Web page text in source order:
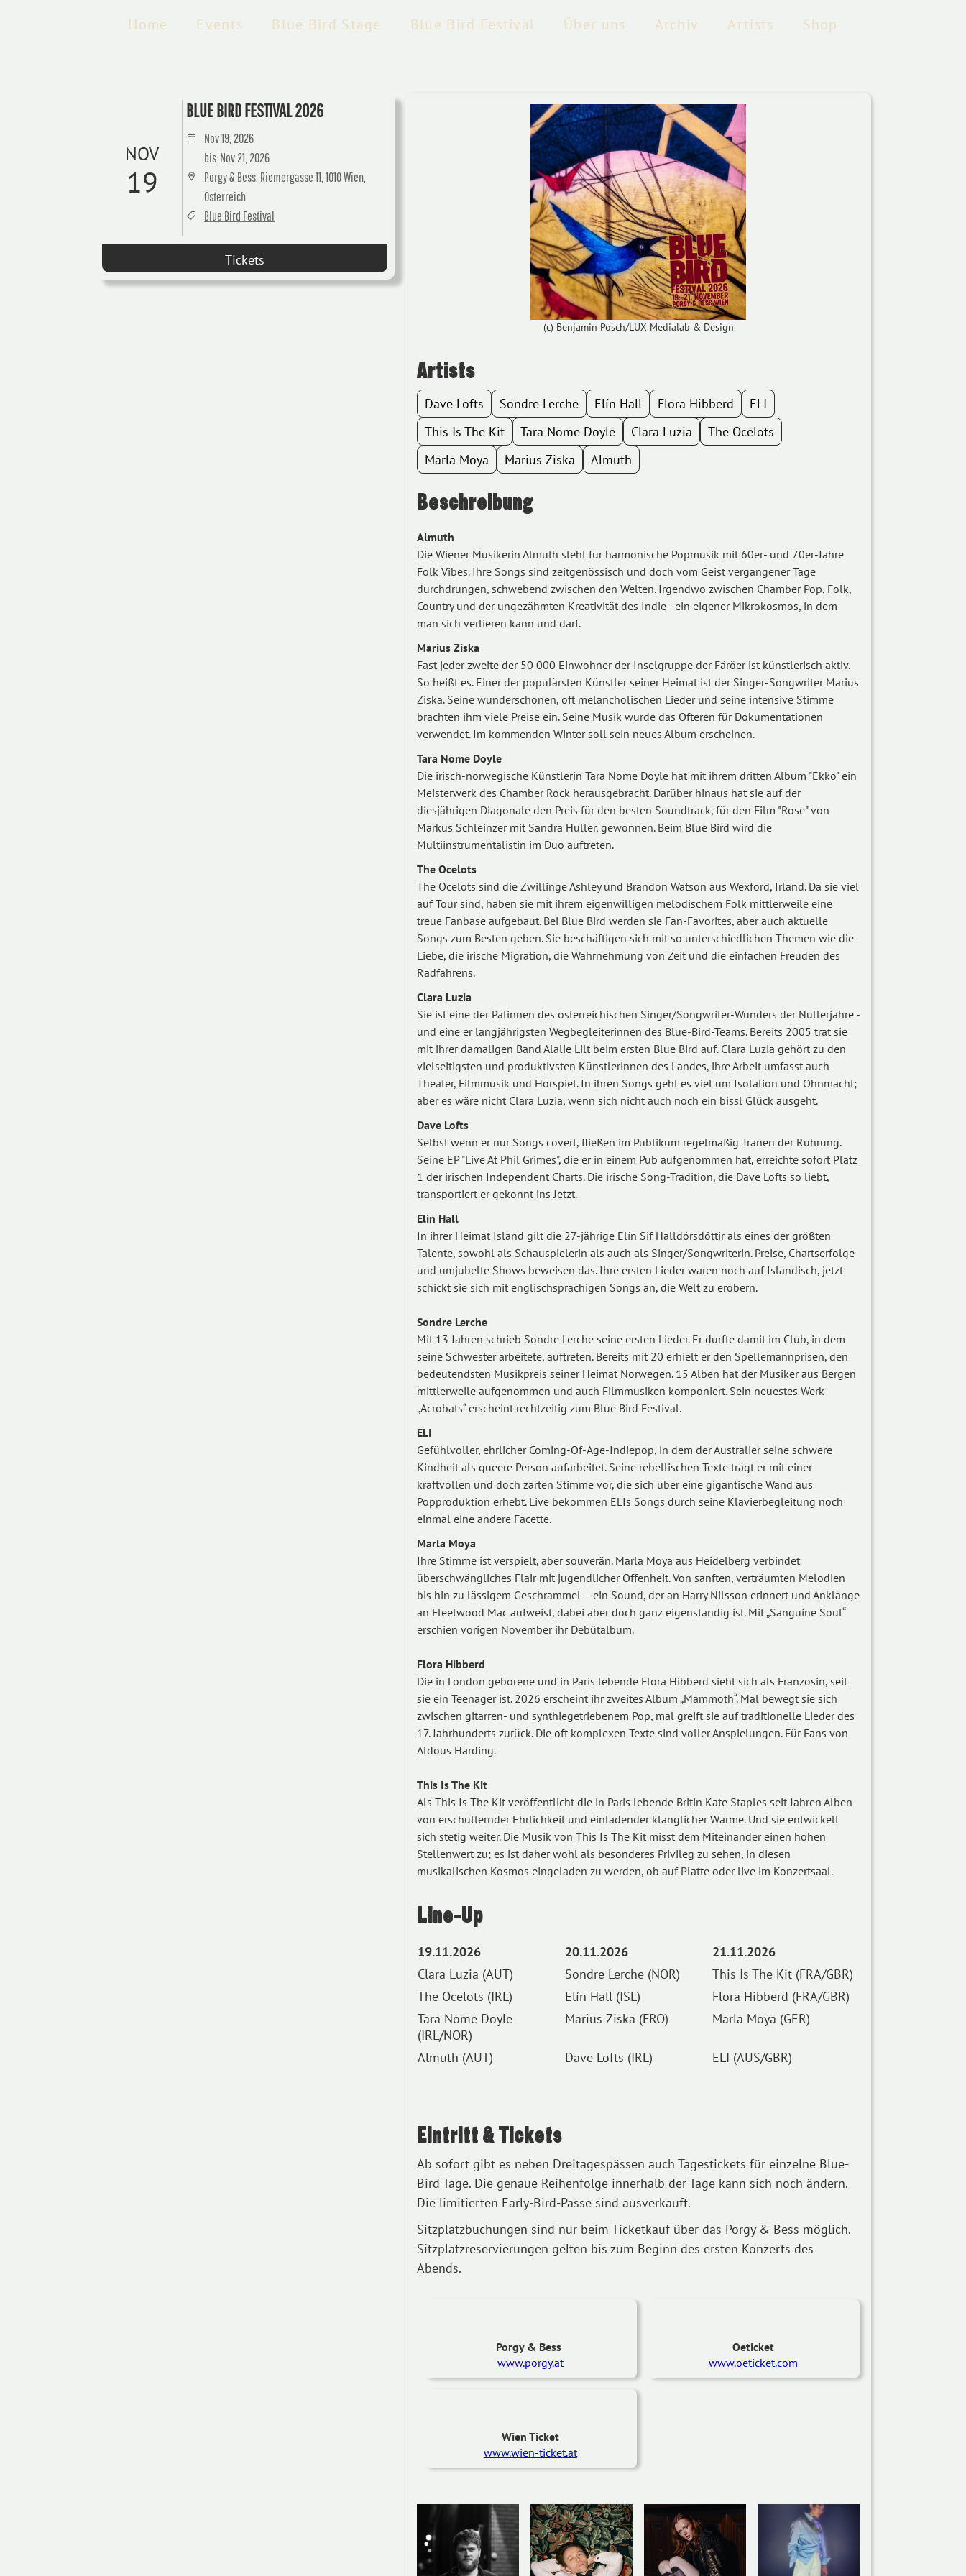
Home Events Blue Bird Stage Blue Bird Festival Über uns Archiv Artists Shop
NOV
19
BLUE BIRD FESTIVAL 2026
Nov 19, 2026
bis Nov 21, 2026
Porgy & Bess, Riemergasse 11, 1010 Wien,
Österreich
Blue Bird Festival
Tickets
(c) Benjamin Posch/LUX Medialab & Design
Artists
Dave Lofts Sondre Lerche Elín Hall Flora Hibberd
ELI
This Is The Kit
Tara Nome Doyle Clara Luzia
The Ocelots
Marla Moya
Marius Ziska Almuth
Beschreibung
Almuth
Die Wiener Musikerin Almuth steht für harmonische Popmusik mit 60er- und 70er-Jahre
Folk Vibes. Ihre Songs sind zeitgenössisch und doch vom Geist vergangener Tage
durchdrungen, schwebend zwischen den Welten. Irgendwo zwischen Chamber Pop, Folk,
Country und der ungezähmten Kreativität des Indie - ein eigener Mikrokosmos, in dem
man sich verlieren kann und darf.
Marius Ziska
Fast jeder zweite der 50 000 Einwohner der Inselgruppe der Färöer ist künstlerisch aktiv.
So heißt es. Einer der populärsten Künstler seiner Heimat ist der Singer-Songwriter Marius
Ziska. Seine wunderschönen, oft melancholischen Lieder und seine intensive Stimme
brachten ihm viele Preise ein. Seine Musik wurde das Öfteren für Dokumentationen
verwendet. Im kommenden Winter soll sein neues Album erscheinen.
Tara Nome Doyle
Die irisch-norwegische Künstlerin Tara Nome Doyle hat mit ihrem dritten Album "Ekko" ein
Meisterwerk des Chamber Rock herausgebracht. Darüber hinaus hat sie auf der
diesjährigen Diagonale den Preis für den besten Soundtrack, für den Film "Rose" von
Markus Schleinzer mit Sandra Hüller, gewonnen. Beim Blue Bird wird die
Multiinstrumentalistin im Duo auftreten.
The Ocelots
The Ocelots sind die Zwillinge Ashley und Brandon Watson aus Wexford, Irland. Da sie viel
auf Tour sind, haben sie mit ihrem eigenwilligen melodischem Folk mittlerweile eine
treue Fanbase aufgebaut. Bei Blue Bird werden sie Fan-Favorites, aber auch aktuelle
Songs zum Besten geben. Sie beschäftigen sich mit so unterschiedlichen Themen wie die
Liebe, die irische Migration, die Wahrnehmung von Zeit und die einfachen Freuden des
Radfahrens.
Clara Luzia
Sie ist eine der Patinnen des österreichischen Singer/Songwriter-Wunders der Nullerjahre -
und eine er langjährigsten Wegbegleiterinnen des Blue-Bird-Teams. Bereits 2005 trat sie
mit ihrer damaligen Band Alalie Lilt beim ersten Blue Bird auf. Clara Luzia gehört zu den
vielseitigsten und produktivsten Künstlerinnen des Landes, ihre Arbeit umfasst auch
Theater, Filmmusik und Hörspiel. In ihren Songs geht es viel um Isolation und Ohnmacht;
aber es wäre nicht Clara Luzia, wenn sich nicht auch noch ein bissl Glück ausgeht.
Dave Lofts
Selbst wenn er nur Songs covert, fließen im Publikum regelmäßig Tränen der Rührung.
Seine EP "Live At Phil Grimes", die er in einem Pub aufgenommen hat, erreichte sofort Platz
1 der irischen Independent Charts. Die irische Song-Tradition, die Dave Lofts so liebt,
transportiert er gekonnt ins Jetzt.
Elín Hall
In ihrer Heimat Island gilt die 27-jährige Elín Sif Hall­dórs­dótt­ir als eines der größten
Talente, sowohl als Schauspielerin als auch als Singer/Songwriterin. Preise, Chartserfolge
und umjubelte Shows beweisen das. Ihre ersten Lieder waren noch auf Isländisch, jetzt
schickt sie sich mit englischsprachigen Songs an, die Welt zu erobern.
Sondre Lerche
Mit 13 Jahren schrieb Sondre Lerche seine ersten Lieder. Er durfte damit im Club, in dem
seine Schwester arbeitete, auftreten. Bereits mit 20 erhielt er den Spellemannprisen, den
bedeutendsten Musikpreis seiner Heimat Norwegen. 15 Alben hat der Musiker aus Bergen
mittlerweile aufgenommen und auch Filmmusiken komponiert. Sein neuestes Werk
„Acrobats“ erscheint rechtzeitig zum Blue Bird Festival.
ELI
Gefühlvoller, ehrlicher Coming-Of-Age-Indiepop, in dem der Australier seine schwere
Kindheit als queere Person aufarbeitet. Seine rebellischen Texte trägt er mit einer
kraftvollen und doch zarten Stimme vor, die sich über eine gigantische Wand aus
Popproduktion erhebt. Live bekommen ELIs Songs durch seine Klavierbegleitung noch
einmal eine andere Facette.
Marla Moya
Ihre Stimme ist verspielt, aber souverän. Marla Moya aus Heidelberg verbindet
überschwängliches Flair mit jugendlicher Offenheit. Von sanften, verträumten Melodien
bis hin zu lässigem Geschrammel – ein Sound, der an Harry Nilsson erinnert und Anklänge
an Fleetwood Mac aufweist, dabei aber doch ganz eigenständig ist. Mit „Sanguine Soul“
erschien vorigen November ihr Debütalbum.
Flora Hibberd
Die in London geborene und in Paris lebende Flora Hibberd sieht sich als Französin, seit
sie ein Teenager ist. 2026 erscheint ihr zweites Album „Mammoth“. Mal bewegt sie sich
zwischen gitarren- und synthiegetriebenem Pop, mal greift sie auf traditionelle Lieder des
17. Jahrhunderts zurück. Die oft komplexen Texte sind voller Anspielungen. Für Fans von
Aldous Harding.
This Is The Kit
Als This Is The Kit veröffentlicht die in Paris lebende Britin Kate Staples seit Jahren Alben
von erschütternder Ehrlichkeit und einladender klanglicher Wärme. Und sie entwickelt
sich stetig weiter. Die Musik von This Is The Kit misst dem Miteinander einen hohen
Stellenwert zu; es ist daher wohl als besonderes Privileg zu sehen, in diesen
musikalischen Kosmos eingeladen zu werden, ob auf Platte oder live im Konzertsaal.
Line-Up
19.11.2026 20.11.2026
21.11.2026
Clara Luzia (AUT)
Sondre Lerche (NOR)
This Is The Kit (FRA/GBR)
The Ocelots (IRL)
Elín Hall (ISL)
Flora Hibberd (FRA/GBR)
Tara Nome Doyle
(IRL/NOR)
Marius Ziska (FRO) Marla Moya (GER)
Almuth (AUT) Dave Lofts (IRL) ELI (AUS/GBR)
Eintritt & Tickets
Ab sofort gibt es neben Dreitagespässen auch Tagestickets für einzelne Blue-
Bird-Tage. Die genaue Reihenfolge innerhalb der Tage kann sich noch ändern.
Die limitierten Early-Bird-Pässe sind ausverkauft.
Sitzplatzbuchungen sind nur beim Ticketkauf über das Porgy & Bess möglich.
Sitzplatzreservierungen gelten bis zum Beginn des ersten Konzerts des
Abends.
Porgy & Bess
www.porgy.at
Oeticket
www.oeticket.com
Wien Ticket
www.wien-ticket.at